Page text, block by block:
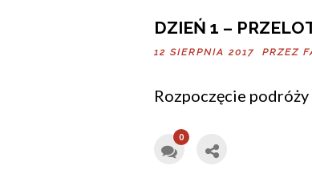
DZIEŃ 1 –
12 SIERPNIA 2017 PRZEZ
Rozpoczęcie
0